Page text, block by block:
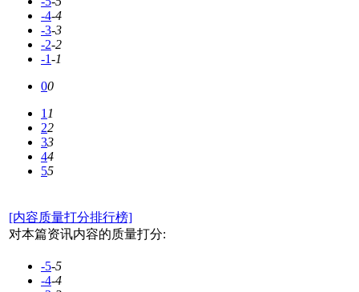
-4-4
-3-3
-2-2
-1-1
00
11
22
33
44
55
[内容质量打分排行榜]
对本篇资讯内容的质量打分:
-5-5
-4-4